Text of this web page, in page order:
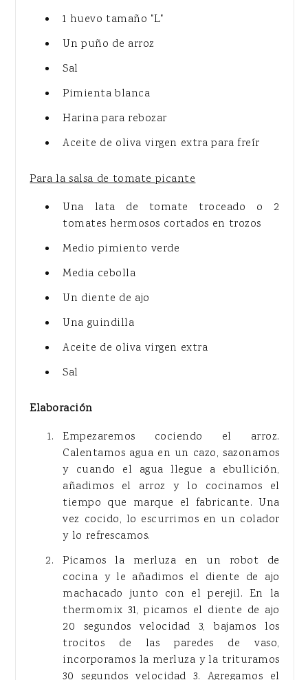
1 huevo tamaño "L"
Un puño de arroz
Sal
Pimienta blanca
Harina para rebozar
Aceite de oliva virgen extra para freír
Para la salsa de tomate picante
Una lata de tomate troceado o 2
tomates hermosos cortados en trozos
Medio pimiento verde
Media cebolla
Un diente de ajo
Una guindilla
Aceite de oliva virgen extra
Sal
Elaboración
Empezaremos cociendo el arroz.
Calentamos agua en un cazo, sazonamos
y cuando el agua llegue a ebullición,
añadimos el arroz y lo cocinamos el
tiempo que marque el fabricante. Una
vez cocido, lo escurrimos en un colador
y lo refrescamos.
Picamos la merluza en un robot de
cocina y le añadimos el diente de ajo
machacado junto con el perejil. En la
thermomix 31, picamos el diente de ajo
20 segundos velocidad 3, bajamos los
trocitos de las paredes de vaso,
incorporamos la merluza y la trituramos
30 segundos velocidad 3. Agregamos el